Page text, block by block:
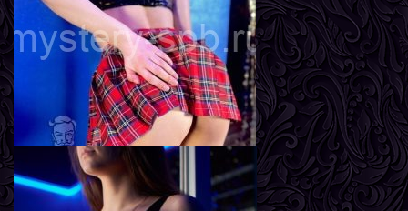
57 кг
2-й